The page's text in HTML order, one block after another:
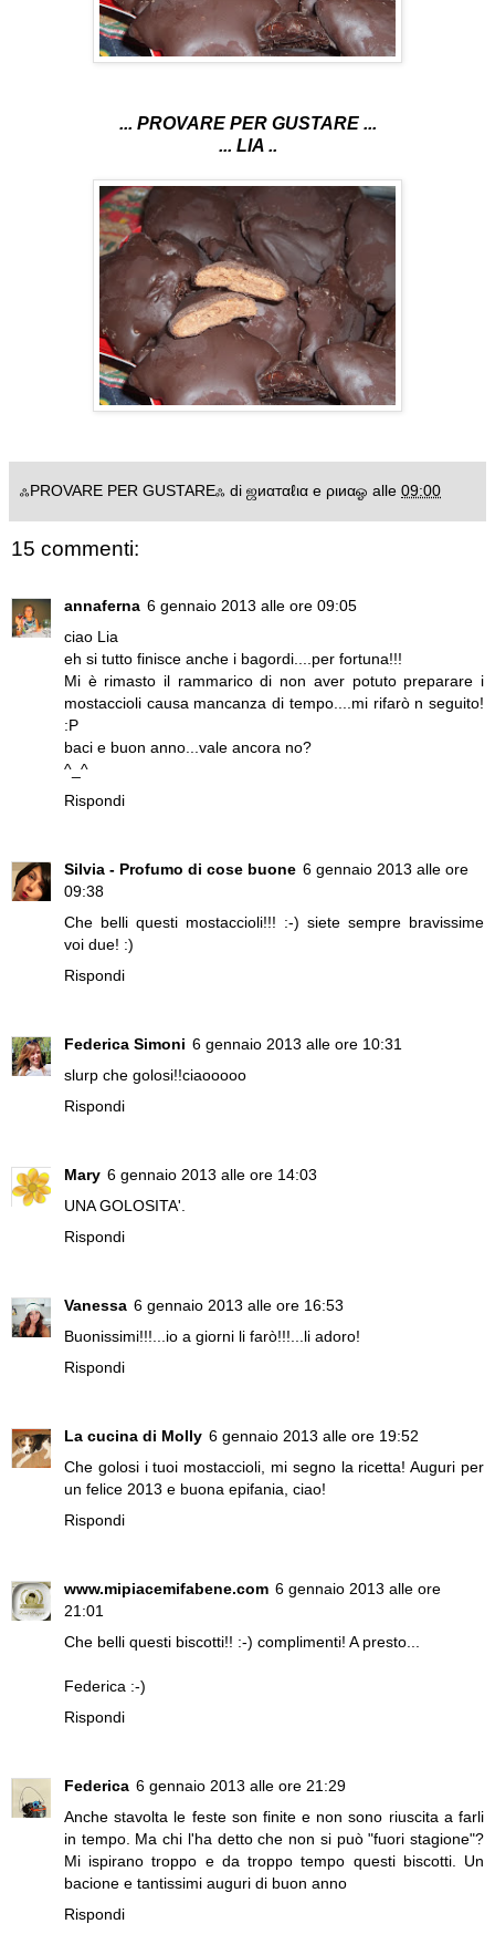
... PROVARE PER GUSTARE ...
... LIA ..
ஃPROVARE PER GUSTAREஃ di ஜиαтαℓια e ριиαஓ alle 09:00
15 commenti:
annaferna 6 gennaio 2013 alle ore 09:05
ciao Lia
eh si tutto finisce anche i bagordi....per fortuna!!!
Mi è rimasto il rammarico di non aver potuto preparare i
mostaccioli causa mancanza di tempo....mi rifarò n seguito!
:P
baci e buon anno...vale ancora no?
^_^
Rispondi
Silvia - Profumo di cose buone 6 gennaio 2013 alle ore
09:38
Che belli questi mostaccioli!!! :-) siete sempre bravissime
voi due! :)
Rispondi
Federica Simoni 6 gennaio 2013 alle ore 10:31
slurp che golosi!!ciaooooo
Rispondi
Mary 6 gennaio 2013 alle ore 14:03
UNA GOLOSITA'.
Rispondi
Vanessa 6 gennaio 2013 alle ore 16:53
Buonissimi!!!...io a giorni li farò!!!...li adoro!
Rispondi
La cucina di Molly 6 gennaio 2013 alle ore 19:52
Che golosi i tuoi mostaccioli, mi segno la ricetta! Auguri per
un felice 2013 e buona epifania, ciao!
Rispondi
www.mipiacemifabene.com 6 gennaio 2013 alle ore
21:01
Che belli questi biscotti!! :-) complimenti! A presto...
Federica :-)
Rispondi
Federica 6 gennaio 2013 alle ore 21:29
Anche stavolta le feste son finite e non sono riuscita a farli
in tempo. Ma chi l'ha detto che non si può "fuori stagione"?
Mi ispirano troppo e da troppo tempo questi biscotti. Un
bacione e tantissimi auguri di buon anno
Rispondi